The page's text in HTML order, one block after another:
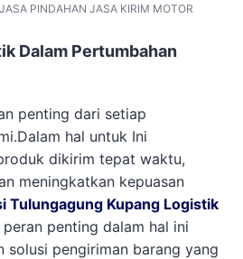
PINDAHAN JASA KIRIM MOTOR
Dalam Pertumbahan
penting dari setiap
hal untuk Ini
dikirim tepat waktu,
meningkatkan kepuasan
Tulungagung Kupang Logistik
peran penting dalam hal ini
solusi pengiriman barang yang